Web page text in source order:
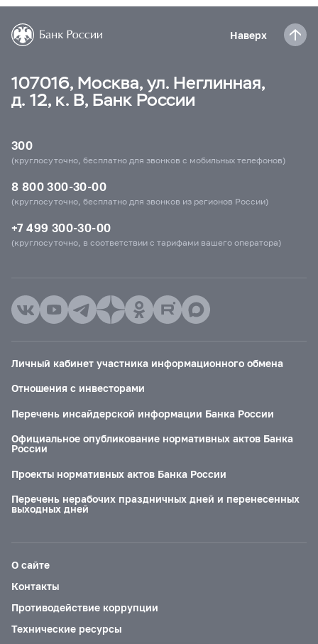
Наверх
107016, Москва, ул. Неглинная,
д. 12, к. В, Банк России
300
(круглосуточно, бесплатно для звонков с мобильных телефонов)
8 800 300-30-00
(круглосуточно, бесплатно для звонков из регионов России)
+7 499 300-30-00
(круглосуточно, в соответствии с тарифами вашего оператора)
Личный кабинет участника информационного обмена
Отношения с инвесторами
Перечень инсайдерской информации Банка России
Официальное опубликование нормативных актов Банка
России
Проекты нормативных актов Банка России
Перечень нерабочих праздничных дней и перенесенных
выходных дней
О сайте
Контакты
Противодействие коррупции
Технические ресурсы